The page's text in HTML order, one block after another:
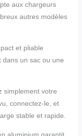
aux chargeurs
autres modèles
et pliable
dans un sac ou une
simplement votre
connectez-le, et
stable et rapide.